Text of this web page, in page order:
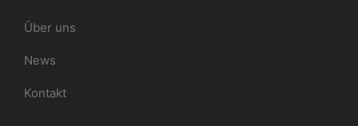
Über uns
News
Kontakt